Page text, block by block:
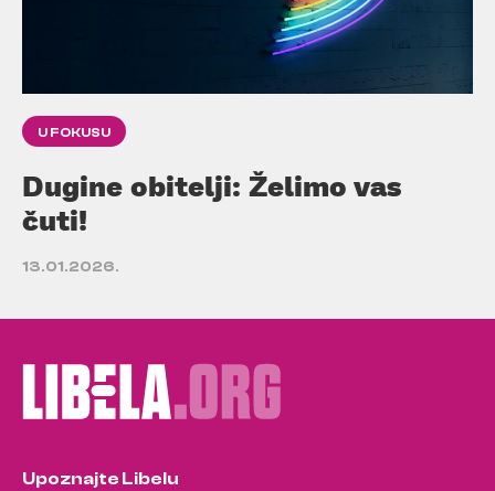
U FOKUSU
Dugine obitelji: Želimo vas
čuti!
13.01.2026.
Upoznajte Libelu